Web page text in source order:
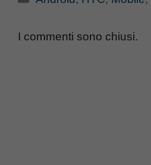
I commenti sono chiusi.